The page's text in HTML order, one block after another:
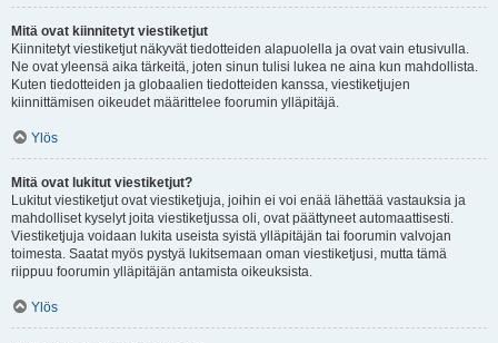
Mitä ovat kiinnitetyt viestiketjut
Kiinnitetyt viestiketjut näkyvät tiedotteiden alapuolella ja ovat vain etusivulla.
Ne ovat yleensä aika tärkeitä, joten sinun tulisi lukea ne aina kun mahdollista.
Kuten tiedotteiden ja globaalien tiedotteiden kanssa, viestiketjujen
kiinnittämisen oikeudet määrittelee foorumin ylläpitäjä.
Ylös
Mitä ovat lukitut viestiketjut?
Lukitut viestiketjut ovat viestiketjuja, joihin ei voi enää lähettää vastauksia ja
mahdolliset kyselyt joita viestiketjussa oli, ovat päättyneet automaattisesti.
Viestiketjuja voidaan lukita useista syistä ylläpitäjän tai foorumin valvojan
toimesta. Saatat myös pystyä lukitsemaan oman viestiketjusi, mutta tämä
riippuu foorumin ylläpitäjän antamista oikeuksista.
Ylös